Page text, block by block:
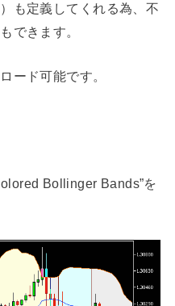
も定義してくれる為、不
できます。
ード可能です。
Bollinger Bands”を